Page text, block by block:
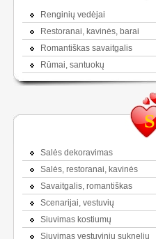
Renginių vedėjai
Restoranai, kavinės, barai
Romantiškas savaitgalis
Rūmai, santuokų
S
Salės dekoravimas
Salės, restoranai, kavinės
Savaitgalis, romantiškas
Scenarijai, vestuvių
Siuvimas kostiumų
Siuvimas vestuvinių suknelių